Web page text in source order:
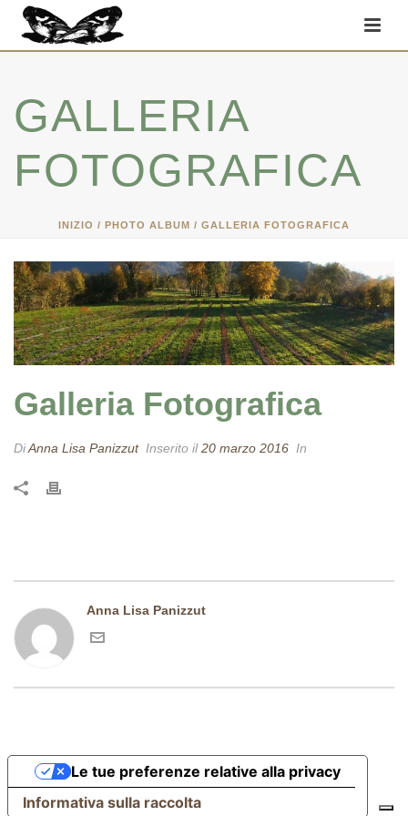
GALLERIA
FOTOGRAFICA
INIZIO / PHOTO ALBUM / GALLERIA FOTOGRAFICA
Galleria Fotografica
DiAnna Lisa Panizzut Inserito il20 marzo 2016 In
Anna Lisa Panizzut
Informativa sulla raccolta
Le tue preferenze relative alla privacy